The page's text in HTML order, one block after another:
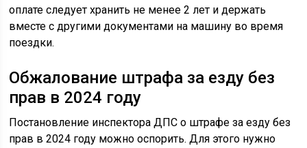
оплате следует хранить не менее 2 лет и держать
вместе с другими документами на машину во время
поездки.
Обжалование штрафа за езду без
прав в 2024 году
Постановление инспектора ДПС о штрафе за езду без
прав в 2024 году можно оспорить. Для этого нужно